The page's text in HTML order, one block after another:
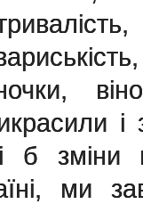
і
б зміни
ми